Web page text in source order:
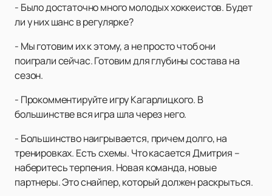
- Было достаточно много молодых хоккеистов. Будет
ли у них шанс в регулярке?
- Мы готовим их к этому, а не просто чтоб они
поиграли сейчас. Готовим для глубины состава на
сезон.
- Прокомментируйте игру Кагарлицкого. В
большинстве вся игра шла через него.
- Большинство наигрывается, причем долго, на
тренировках. Есть схемы. Что касается Дмитрия –
наберитесь терпения. Новая команда, новые
партнеры. Это снайпер, который должен раскрыться.